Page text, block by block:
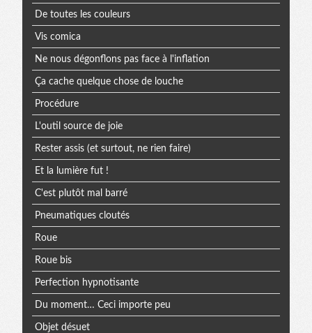
extra
De toutes les couleurs
Vis comica
Ne nous dégonflons pas face à l'inflation
Ça cache quelque chose de louche
Procédure
L'outil source de joie
Rester assis (et surtout, ne rien faire)
Et la lumière fut !
C'est plutôt mal barré
Pneumatiques cloutés
Roue
Roue bis
Perfection hypnotisante
Du moment… Ceci importe peu
Objet désuet